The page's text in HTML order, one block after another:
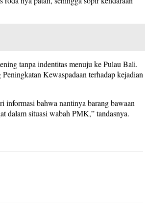
tanpa indentitas menuju ke Pulau Bali.
Kewaspadaan terhadap kejadian
informasi bahwa nantinya barang bawaan
dalam situasi wabah PMK,” tandasnya.